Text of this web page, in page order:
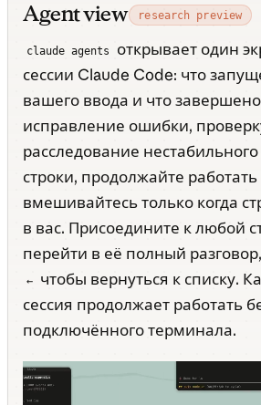
Agent view research preview
claude agents
открывает один
сессии Claude Code: что
вашего ввода и что
исправление ошибки,
расследование нестабильного
строки, продолжайте
вмешивайтесь только когда
в вас. Присоедините к любой
перейти в её полный
←
чтобы вернуться к списку.
сессия продолжает работать
подключённого терминала.